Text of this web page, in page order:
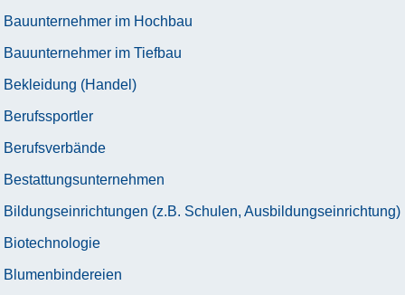
Bauunternehmer im Hochbau
Bauunternehmer im Tiefbau
Bekleidung (Handel)
Berufssportler
Berufsverbände
Bestattungsunternehmen
Bildungseinrichtungen (z.B. Schulen, Ausbildungseinrichtung)
Biotechnologie
Blumenbindereien